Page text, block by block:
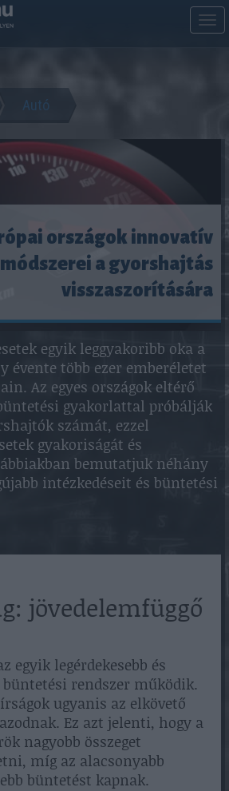
Autó
országok innovatív
módszerei a gyorshajtás
visszaszorítására
egyik leggyakoribb oka a
évente több ezer emberéletet
Az egyes országok eltérő
gyakorlattal próbálják
számát, ezzel
gyakoriságát és
bemutatjuk néhány
intézkedéseit és büntetési
jövedelemfüggő
egyik legérdekesebb és
büntetési rendszer működik.
ugyanis az elkövető
Ez azt jelenti, hogy a
nagyobb összeget
míg az alacsonyabb
büntetést kapnak.